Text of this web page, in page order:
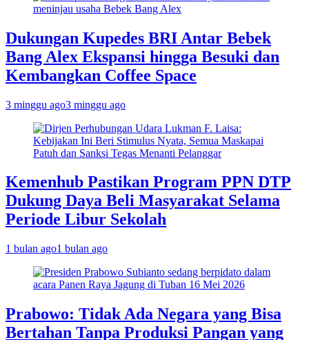
Dukungan Kupedes BRI Antar Bebek
Bang Alex Ekspansi hingga Besuki dan
Kembangkan Coffee Space
3 minggu ago3 minggu ago
Kemenhub Pastikan Program PPN DTP
Dukung Daya Beli Masyarakat Selama
Periode Libur Sekolah
1 bulan ago1 bulan ago
Prabowo: Tidak Ada Negara yang Bisa
Bertahan Tanpa Produksi Pangan yang